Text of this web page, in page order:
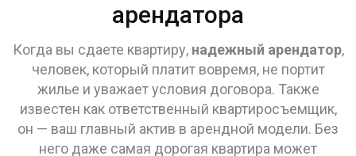
арендатора
Когда вы сдаете квартиру, надежный арендатор,
человек, который платит вовремя, не портит
жилье и уважает условия договора. Также
известен как ответственный квартиросъемщик,
он — ваш главный актив в арендной модели. Без
него даже самая дорогая квартира может